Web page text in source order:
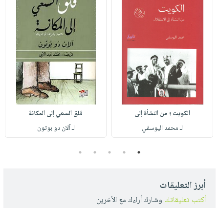
الكويت ؛ من النشأة إلى
لـ محمد اليوسفي
قلق السعي إلى المكانة
لـ آلان دو بوتون
1
2
3
4
5
أبرز التعليقات
أكتب تعليقاتك وشارك أراءك مع الأخرين